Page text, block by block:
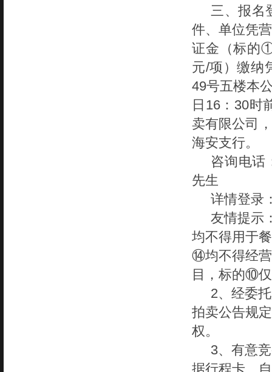
三、报名
件、单位凭
证金（标的
元/项）缴纳
49号五楼本
日16：30时
卖有限公司
海安支行。
咨询电话
先生
详情登录
友情提示
均不得用于
⑭均不得经营
目，标的⑩
2、经委
拍卖公告规
权。
3、有意
据行程卡、